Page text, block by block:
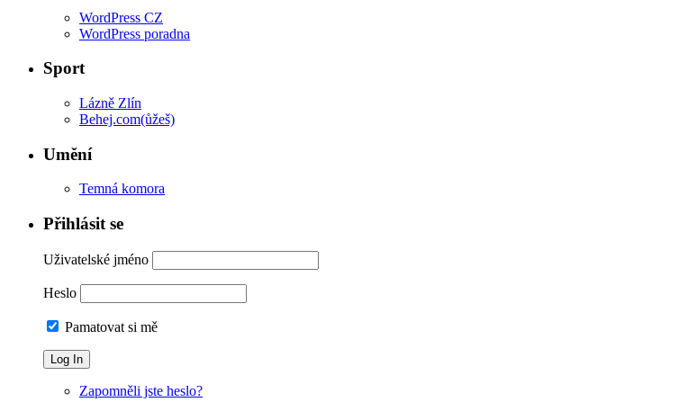
WordPress CZ
WordPress poradna
Sport
Lázně Zlín
Behej.com(ůžeš)
Umění
Temná komora
Přihlásit se
Uživatelské jméno
Heslo
Pamatovat si mě
Zapomněli jste heslo?